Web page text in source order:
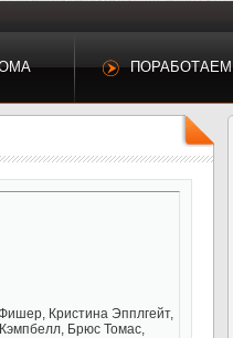
ПОРАБОТАЕМ
Кристина Эпплгейт,
Брюс Томас,